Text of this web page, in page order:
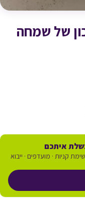
של שמחה
איתכם
קניות · מועדפים · ייבוא